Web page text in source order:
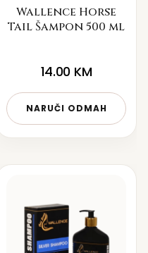
Wallence Horse
Tail Šampon 500 ml
14.00 KM
NARUČI ODMAH